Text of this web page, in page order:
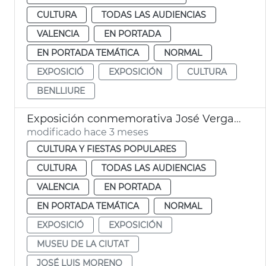
CULTURA
TODAS LAS AUDIENCIAS
VALENCIA
EN PORTADA
EN PORTADA TEMÁTICA
NORMAL
EXPOSICIÓ
EXPOSICIÓN
CULTURA
BENLLIURE
Exposición conmemorativa José Vergara Gimeno a València
modificado hace 3 meses
CULTURA Y FIESTAS POPULARES
CULTURA
TODAS LAS AUDIENCIAS
VALENCIA
EN PORTADA
EN PORTADA TEMÁTICA
NORMAL
EXPOSICIÓ
EXPOSICIÓN
MUSEU DE LA CIUTAT
JOSÉ LUIS MORENO